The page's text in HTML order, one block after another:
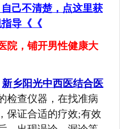
己不清楚，点这里获
导《《
院，铺开男性健康大
新乡阳光中西医结合医
检查仪器，在找准病
保证合适的疗效;有效